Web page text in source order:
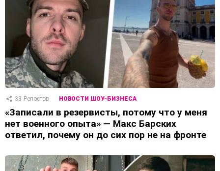
33 Репостов НОВОСТИ ШОУ-БИЗНЕСА
«Записали в резервисты, потому что у меня
нет военного опыта» — Макс Барских
ответил, почему он до сих пор не на фронте